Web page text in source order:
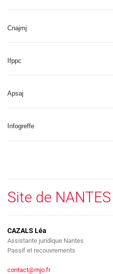
Cnajmj
Ifppc
Apsaj
Infogreffe
Site de NANTES
CAZALS Léa
Assistante juridique Nantes
Passif et recouvrements
contact@mjo.fr